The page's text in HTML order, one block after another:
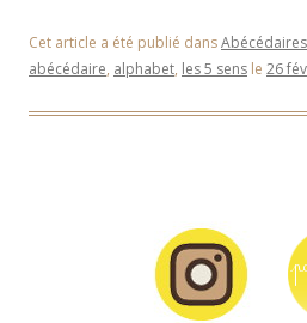
Cet article a été publié dansAbécédaires
abécédaire, alphabet, les 5 sens le 26